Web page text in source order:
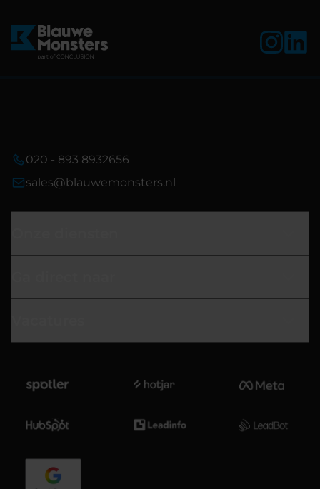
020 - 893 8932656
sales@blauwemonsters.nl